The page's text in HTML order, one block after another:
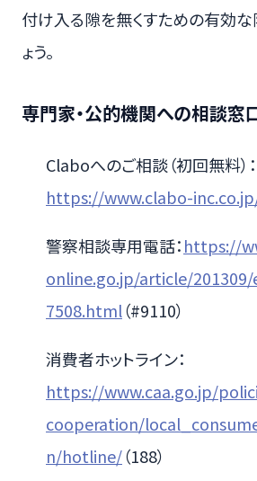
付け入る隙を無くすための有効
ょう。
専門家・公的機関への相談窓
Claboへのご相談（初回無料）：
https://www.clabo-
警察相談専用電話：https://
online.go.jp/article/
7508.html（#9110）
消費者ホットライン：
https://www.caa.go.jp/
cooperation/
n/hotline/（188）